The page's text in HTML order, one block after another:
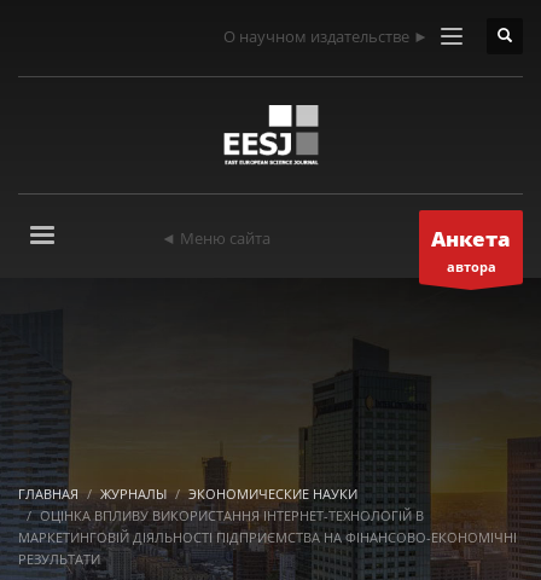
О научном издательстве ►
◄ Меню сайта Анкета
автора
ГЛАВНАЯ ЖУРНАЛЫ
ЭКОНОМИЧЕСКИЕ НАУКИ
ОЦІНКА ВПЛИВУ ВИКОРИСТАННЯ ІНТЕРНЕТ-ТЕХНОЛОГІЙ В
МАРКЕТИНГОВІЙ ДІЯЛЬНОСТІ ПІДПРИЄМСТВА НА ФІНАНСОВО-ЕКОНОМІЧНІ
РЕЗУЛЬТАТИ